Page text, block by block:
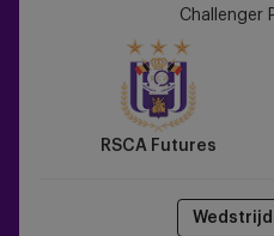
Challenger
RSCA Futures